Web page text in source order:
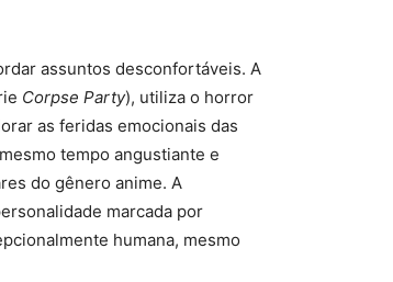
assuntos desconfortáveis. A
Corpse Party), utiliza o horror
as feridas emocionais das
tempo angustiante e
do gênero anime. A
marcada por
humana, mesmo